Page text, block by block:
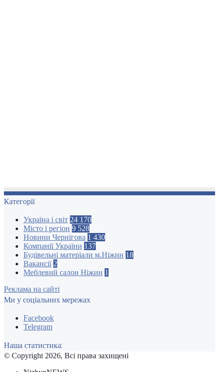
Категорії
Україна і світ 24 170
Місто і регіон 9 528
Новини Чернігова 1 430
Компанії України 137
Будівельні матеріали м.Ніжин 18
Вакансії 2
Меблевий салон Ніжин 1
Реклама на сайті
Ми у соціальних мережах
Facebook
Telegram
Наша статистика:
© Copyright 2026, Всі права захищені